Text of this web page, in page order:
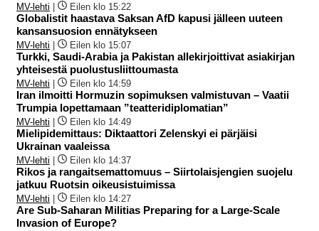
MV-lehti | Eilen klo 15:22
Globalistit haastava Saksan AfD kapusi jälleen uuteen
kansansuosion ennätykseen
MV-lehti | Eilen klo 15:07
Turkki, Saudi-Arabia ja Pakistan allekirjoittivat asiakirjan
yhteisestä puolustusliittoumasta
MV-lehti | Eilen klo 14:59
Iran ilmoitti Hormuzin sopimuksen valmistuvan – Vaatii
Trumpia lopettamaan ”teatteridiplomatian”
MV-lehti | Eilen klo 14:49
Mielipidemittaus: Diktaattori Zelenskyi ei pärjäisi
Ukrainan vaaleissa
MV-lehti | Eilen klo 14:37
Rikos ja rangaitsemattomuus – Siirtolaisjengien suojelu
jatkuu Ruotsin oikeusistuimissa
MV-lehti | Eilen klo 14:27
Are Sub-Saharan Militias Preparing for a Large-Scale
Invasion of Europe?